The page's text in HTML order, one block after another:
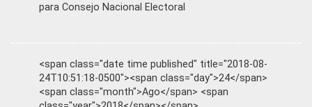
para Consejo Nacional Electoral
<span class="date time published" title="2018-08-
24T10:51:18-0500"><span class="day">24</span>
<span class="month">Ago</span> <span